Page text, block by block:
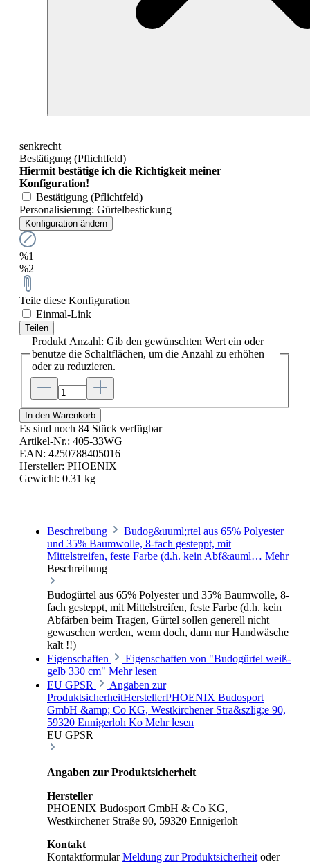
senkrecht
Bestätigung (Pflichtfeld)
Hiermit bestätige ich die Richtigkeit meiner
Konfiguration!
Bestätigung (Pflichtfeld)
Personalisierung: Gürtelbestickung
Konfiguration ändern
%1
%2
Teile diese Konfiguration
Einmal-Link
Teilen
Produkt Anzahl: Gib den gewünschten Wert ein oder
benutze die Schaltflächen, um die Anzahl zu erhöhen
oder zu reduzieren.
In den Warenkorb
Es sind noch 84 Stück verfügbar
Artikel-Nr.: 405-33WG
EAN: 4250788405016
Hersteller: PHOENIX
Gewicht: 0.31 kg
Beschreibung
Budog&uuml;rtel aus 65% Polyester
und 35% Baumwolle, 8-fach gesteppt, mit
Mittelstreifen, feste Farbe (d.h. kein Abf&auml… Mehr
Beschreibung
Budogürtel aus 65% Polyester und 35% Baumwolle, 8-
fach gesteppt, mit Mittelstreifen, feste Farbe (d.h. kein
Abfärben beim Tragen, Gürtel sollen generell nicht
gewaschen werden, wenn doch, dann nur Handwäsche
kalt !!)
Eigenschaften
Eigenschaften von "Budogürtel weiß-
gelb 330 cm" Mehr lesen
EU GPSR
Angaben zur
ProduktsicherheitHerstellerPHOENIX Budosport
GmbH &amp; Co KG, Westkirchener Stra&szlig;e 90,
59320 Ennigerloh Ko Mehr lesen
EU GPSR
Angaben zur Produktsicherheit
Hersteller
PHOENIX Budosport GmbH & Co KG,
Westkirchener Straße 90, 59320 Ennigerloh
Kontakt
KontaktformularMeldung zur Produktsicherheit oder